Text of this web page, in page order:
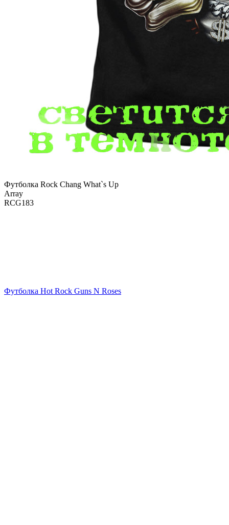
Футболка Rock Chang What`s Up
Array
RCG183
Футболка Hot Rock Guns N Roses